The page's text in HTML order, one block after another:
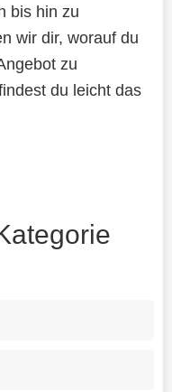
bis hin zu
wir dir, worauf du
zu
du leicht das